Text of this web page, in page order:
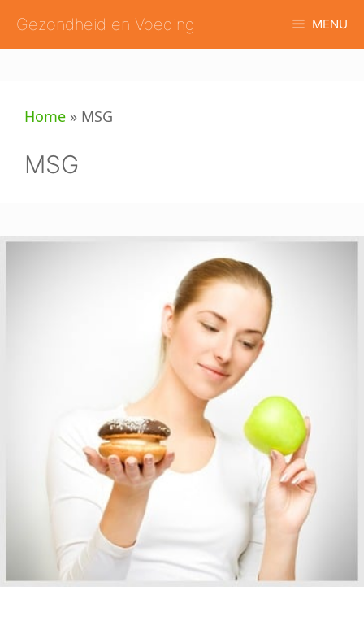
naar
de
Gezondheid en Voeding MENU
Home » MSG
MSG